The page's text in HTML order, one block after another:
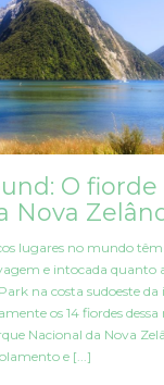
O
Nova
lugares no mundo
e intocada quanto
na costa sudoeste da
os 14 fiordes
Nacional da Nova
e [...]